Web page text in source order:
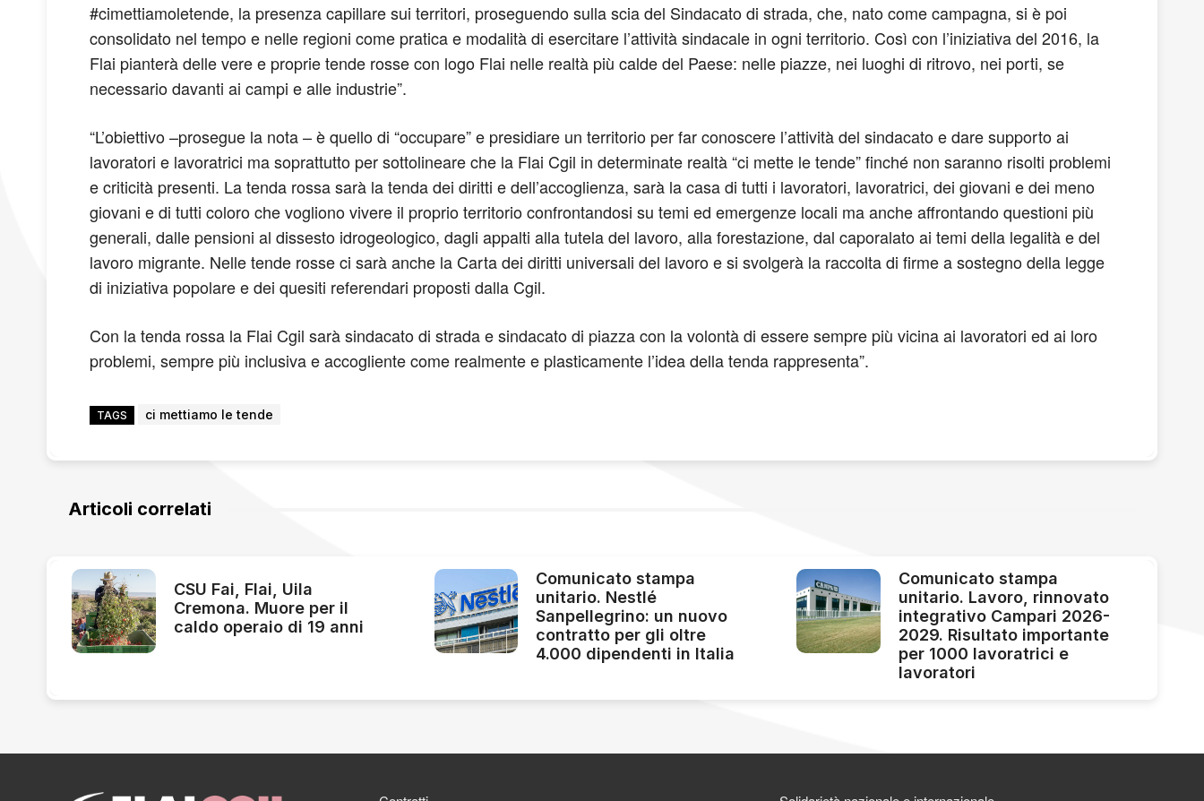
#cimettiamoletende, la presenza capillare sui territori, proseguendo sulla scia del Sindacato di strada, che, nato come campagna, si è poi
consolidato nel tempo e nelle regioni come pratica e modalità di esercitare l’attività sindacale in ogni territorio. Così con l’iniziativa del 2016, la
Flai pianterà delle vere e proprie tende rosse con logo Flai nelle realtà più calde del Paese: nelle piazze, nei luoghi di ritrovo, nei porti, se
necessario davanti ai campi e alle industrie”.
“L’obiettivo –prosegue la nota – è quello di “occupare” e presidiare un territorio per far conoscere l’attività del sindacato e dare supporto ai
lavoratori e lavoratrici ma soprattutto per sottolineare che la Flai Cgil in determinate realtà “ci mette le tende” finché non saranno risolti problemi
e criticità presenti. La tenda rossa sarà la tenda dei diritti e dell’accoglienza, sarà la casa di tutti i lavoratori, lavoratrici, dei giovani e dei meno
giovani e di tutti coloro che vogliono vivere il proprio territorio confrontandosi su temi ed emergenze locali ma anche affrontando questioni più
generali, dalle pensioni al dissesto idrogeologico, dagli appalti alla tutela del lavoro, alla forestazione, dal caporalato ai temi della legalità e del
lavoro migrante. Nelle tende rosse ci sarà anche la Carta dei diritti universali del lavoro e si svolgerà la raccolta di firme a sostegno della legge
di iniziativa popolare e dei quesiti referendari proposti dalla Cgil.
Con la tenda rossa la Flai Cgil sarà sindacato di strada e sindacato di piazza con la volontà di essere sempre più vicina ai lavoratori ed ai loro
problemi, sempre più inclusiva e accogliente come realmente e plasticamente l’idea della tenda rappresenta”.
TAGS ci mettiamo le tende
Articoli correlati
CSU Fai, Flai, Uila
Cremona. Muore per il
caldo operaio di 19 anni
Comunicato stampa
unitario. Nestlé
Sanpellegrino: un nuovo
contratto per gli oltre
4.000 dipendenti in Italia
Comunicato stampa
unitario. Lavoro, rinnovato
integrativo Campari 2026-
2029. Risultato importante
per 1000 lavoratrici e
lavoratori